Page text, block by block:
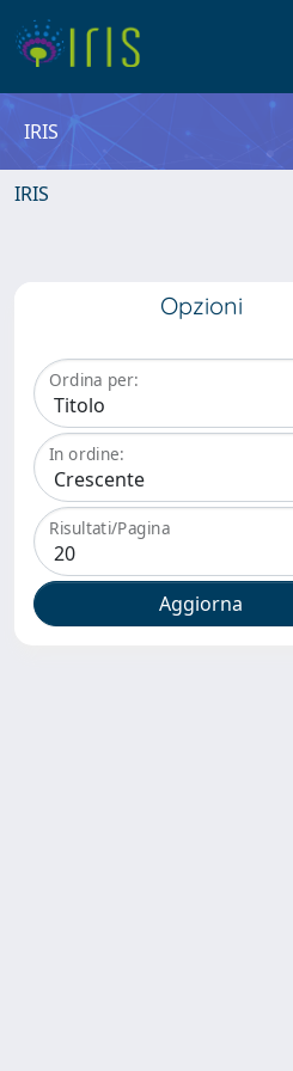
IRIS
IRIS
Opzioni
Ordina per:
In ordine:
Risultati/Pagina